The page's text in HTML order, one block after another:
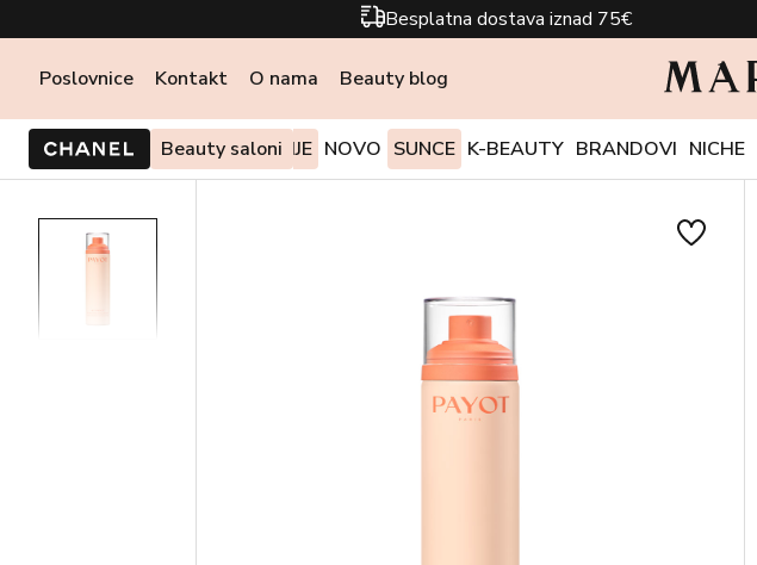
Besplatna dostava iznad 75€
Poslovnice Kontakt O nama Beauty blog
Beauty saloni
PONUDE I AKCIJE NOVO SUNCE K-BEAUTY BRANDOVI NICHE